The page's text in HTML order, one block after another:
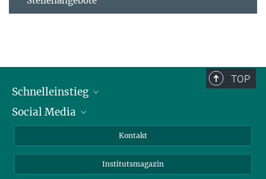
TOP
Schnelleinstieg
Alumni
Social Media
Facebook
Kontakt
Institutsmagazin